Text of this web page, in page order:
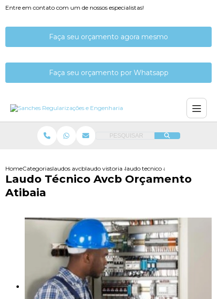
Entre em contato com um de nossos especialistas!
Faça seu orçamento agora mesmo
Faça seu orçamento por Whatsapp
PESQUISAR
HomeCategoriaslaudos avcblaudo vistoria avcblaudo tecnico avcb orcamento
Laudo Técnico Avcb Orçamento
Atibaia